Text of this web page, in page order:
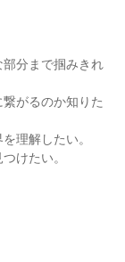
分まで掴みきれ
がるのか知りた
理解したい。
けたい。